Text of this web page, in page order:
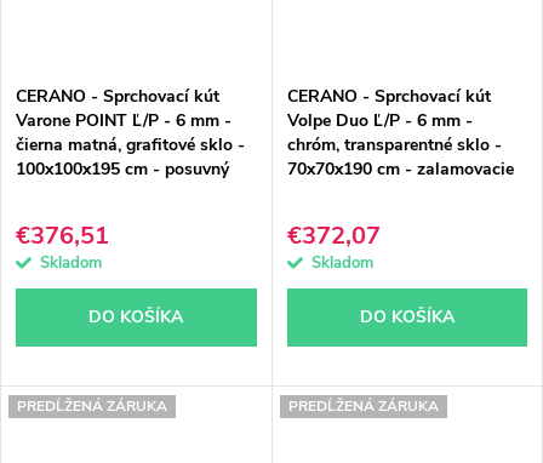
CERANO - Sprchovací kút
Varone POINT Ľ/P - 6 mm -
čierna matná, grafitové sklo -
100x100x195 cm - posuvný
€376,51
Skladom
DO KOŠÍKA
CERANO - Sprchovací kút
Volpe Duo Ľ/P - 6 mm -
chróm, transparentné sklo -
70x70x190 cm - zalamovacie
€372,07
Skladom
DO KOŠÍKA
PREDĹŽENÁ ZÁRUKA PREDĹŽENÁ ZÁRUKA